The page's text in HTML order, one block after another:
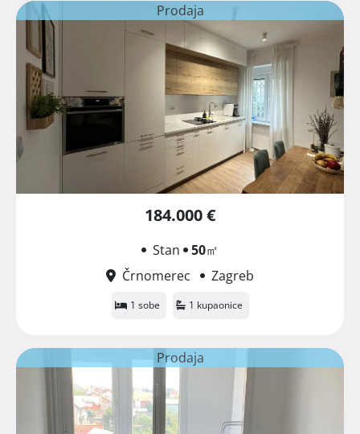
Prodaja
184.000 €
Stan 50㎡
Črnomerec
Zagreb
1 sobe 1 kupaonice
Prodaja